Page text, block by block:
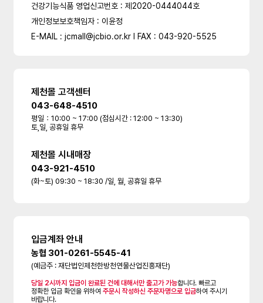
건강기능식품 영업신고번호 : 제2020-0444044호
개인정보보호책임자 : 이윤정
E-MAIL : jcmall@jcbio.or.kr l FAX : 043-920-5525
제천몰 고객센터
043-648-4510
평일：10:00 ~ 17:00 (점심시간 : 12:00 ~ 13:30)
토,일, 공휴일 휴무
제천몰 시내매장
043-921-4510
(화~토) 09:30 ~ 18:30 /일, 월, 공휴일 휴무
입금계좌 안내
농협 301-0261-5545-41
(예금주 : 재단법인제천한방천연물산업진흥재단)
당일 2시까지 입금이 완료된 건에 대해서만 출고가 가능합니다. 빠르고
정확한 입금 확인을 위하여주문시 작성하신 주문자명으로 입금하여 주시기
바랍니다.